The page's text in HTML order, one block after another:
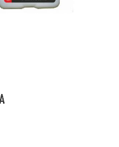
Кислота для огурцов